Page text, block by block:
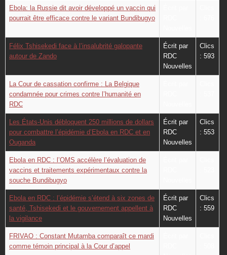
Ebola: la Russie dit avoir développé un vaccin qui
pourrait être efficace contre le variant Bundibugyo
Félix Tshisekedi face à l’insalubrité galopante
autour de Zando
Écrit par
RDC
Nouvelles
Clics
: 593
La Cour de cassation confirme : La Belgique
condamnée pour crimes contre l’humanité en
RDC
Les États-Unis débloquent 250 millions de dollars
pour combattre l’épidémie d’Ebola en RDC et en
Ouganda
Écrit par
RDC
Nouvelles
Clics
: 553
Ebola en RDC : l’OMS accélère l’évaluation de
vaccins et traitements expérimentaux contre la
souche Bundibugyo
Ebola en RDC : l’épidémie s’étend à six zones de
santé, Tshisekedi et le gouvernement appellent à
la vigilance
Écrit par
RDC
Nouvelles
Clics
: 559
FRIVAO : Constant Mutamba comparaît ce mardi
comme témoin principal à la Cour d’appel